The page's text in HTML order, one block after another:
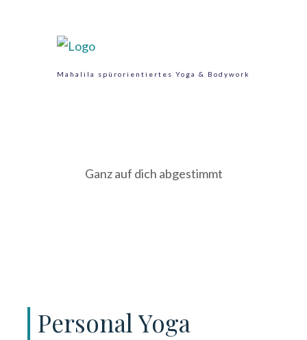
Mahalila spürorientiertes Yoga & Bodywork
Ganz auf dich abgestimmt
Personal Yoga